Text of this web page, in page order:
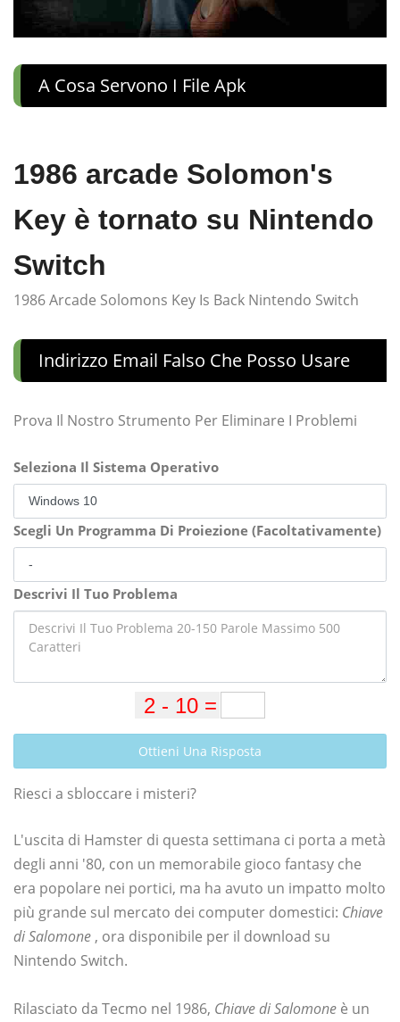
A Cosa Servono I File Apk
1986 arcade Solomon's
Key è tornato su Nintendo
Switch
1986 Arcade Solomons Key Is Back Nintendo Switch
Indirizzo Email Falso Che Posso Usare
Prova Il Nostro Strumento Per Eliminare I Problemi
Seleziona Il Sistema Operativo
Scegli Un Programma Di Proiezione (Facoltativamente)
Descrivi Il Tuo Problema
Ottieni Una Risposta
Riesci a sbloccare i misteri?
L'uscita di Hamster di questa settimana ci porta a metà
degli anni '80, con un memorabile gioco fantasy che
era popolare nei portici, ma ha avuto un impatto molto
più grande sul mercato dei computer domestici: Chiave
di Salomone , ora disponibile per il download su
Nintendo Switch.
Rilasciato da Tecmo nel 1986, Chiave di Salomone è un